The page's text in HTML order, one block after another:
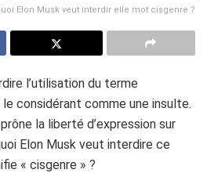
Elon Musk veut interdir elle mot cisgenre ?
l’utilisation du terme
considérant comme une insulte.
la liberté d’expression sur
Elon Musk veut interdire ce
« cisgenre » ?